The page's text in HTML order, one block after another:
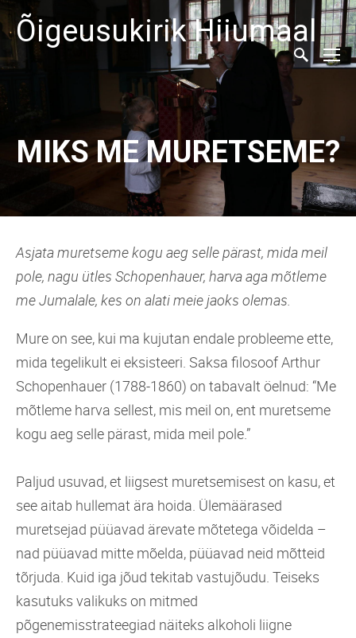
Õigeusukirik Hiiumaal
MIKS ME MURETSEME?
Asjata muretseme kogu aeg selle pärast, mida meil
pole, nagu ütles Schopenhauer, harva aga mõtleme
me Jumalale, kes on alati meie jaoks olemas.
Mure on see, kui ma kujutan endale probleeme ette,
mida tegelikult ei eksisteeri. Saksa filosoof Arthur
Schopenhauer (1788-1860) on tabavalt öelnud: “Me
mõtleme harva sellest, mis meil on, ent muretseme
kogu aeg selle pärast, mida meil pole.”
Paljud usuvad, et liigsest muretsemisest on kasu, et
see aitab hullemat ära hoida. Ülemäärased
muretsejad püüavad ärevate mõtetega võidelda –
nad püüavad mitte mõelda, püüavad neid mõtteid
tõrjuda. Kuid iga jõud tekitab vastujõudu. Teiseks
kasutuks valikuks on mitmed
põgenemisstrateegiad näiteks alkoholi liigne